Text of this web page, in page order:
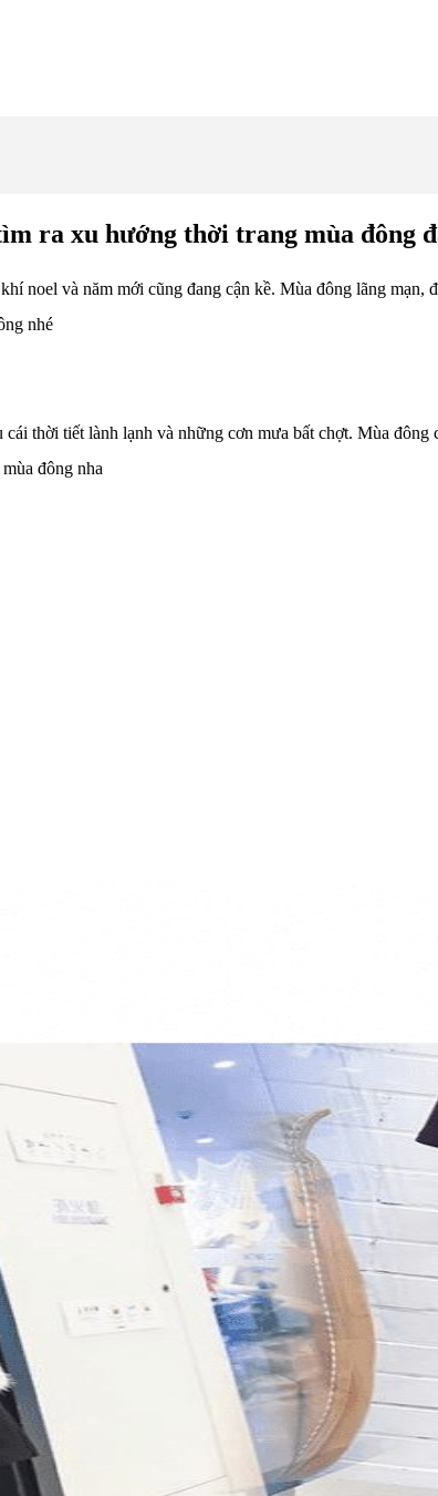
ra xu hướng thời trang mùa đông
noel và năm mới cũng đang cận kề. Mùa đông lãng
nhé
thời tiết lành lạnh và những cơn mưa bất chợt. Mùa
đông nha